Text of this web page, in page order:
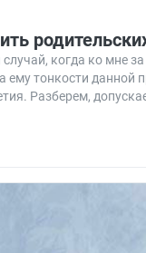
когда ко мне
ему тонкости данной
Разберем,